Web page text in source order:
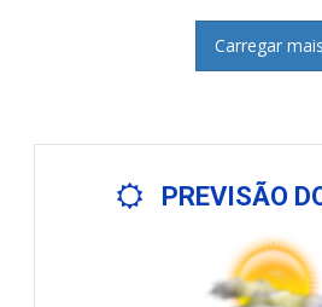
Carregar mais
PREVISÃO